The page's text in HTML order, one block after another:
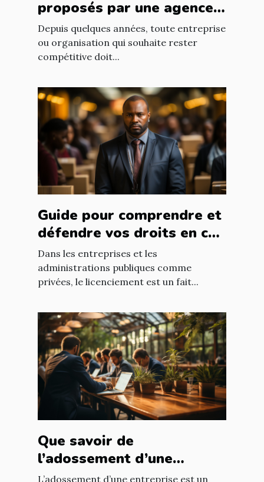
proposés par une agence
web ?
Depuis quelques années, toute entreprise
ou organisation qui souhaite rester
compétitive doit...
Guide pour comprendre et
défendre vos droits en cas
de licenciement abusif
Dans les entreprises et les
administrations publiques comme
privées, le licenciement est un fait...
Que savoir de
l’adossement d’une
entreprise ?
L’adossement d’une entreprise est un